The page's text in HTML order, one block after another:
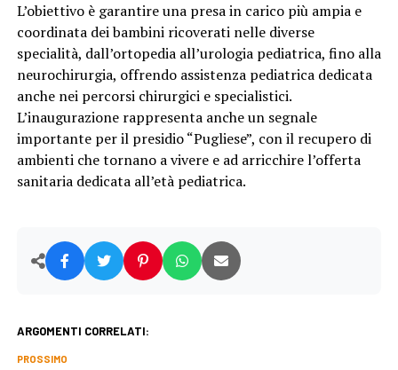
L’obiettivo è garantire una presa in carico più ampia e
coordinata dei bambini ricoverati nelle diverse
specialità, dall’ortopedia all’urologia pediatrica, fino alla
neurochirurgia, offrendo assistenza pediatrica dedicata
anche nei percorsi chirurgici e specialistici.
L’inaugurazione rappresenta anche un segnale
importante per il presidio “Pugliese”, con il recupero di
ambienti che tornano a vivere e ad arricchire l’offerta
sanitaria dedicata all’età pediatrica.
ARGOMENTI CORRELATI:
PROSSIMO